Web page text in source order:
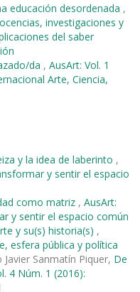
educación desordenada ,
investigaciones y
del saber
da , AusArt: Vol. 1
Arte, Ciencia,
y la idea de laberinto ,
y sentir el espacio
como matriz , AusArt:
y sentir el espacio común
y su(s) historia(s) ,
esfera pública y política
Sanmatín Piquer, De
4 Núm. 1 (2016):